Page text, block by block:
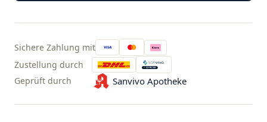
Sichere Zahlung mit
Zustellung durch
Geprüft durch
Sanvivo Apotheke